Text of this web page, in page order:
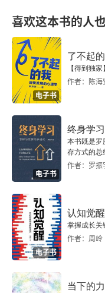
从数据到政策
质疑与证据
哮喘发病率为何飙
免疫平衡
与事实不符
疫苗的安全疑问
当下问题
家长的担忧与事实
百日咳疫苗失效？
不良反应
喜欢这本书的人
电子书
了不起
【得到独
作者：陈海
电子书
终身学习
本书既是罗
存方式的总
作者：罗振
电子书
认知觉
掌握成长关
作者：周岭
当下的